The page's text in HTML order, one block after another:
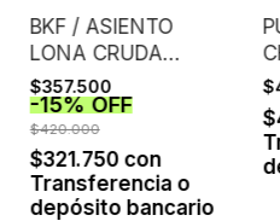
BKF / ASIENTO
LONA CRUDA
EXTRA FUERTE /
ESTRUCTURA
NEGRA
$357.500
-15%OFF
$420.000
$321.750 con
Transferencia o
depósito bancario